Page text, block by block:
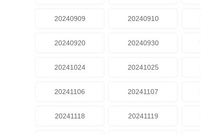
20240909 20240910
20240920 20240930
20241024 20241025
20241106 20241107
20241118 20241119